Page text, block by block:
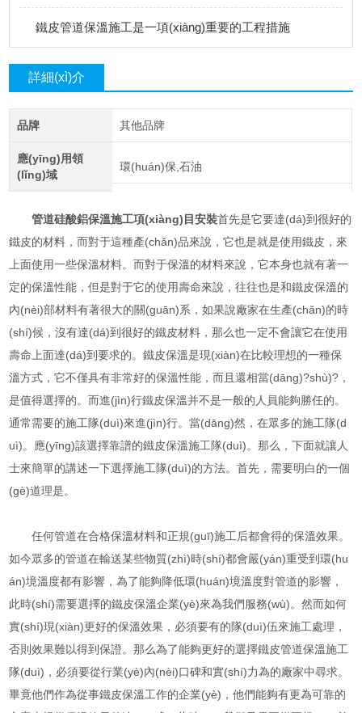
鐵皮管道保溫施工是一項(xiàng)重要的工程措施
詳細(xì)介
品牌 其他品牌
應(yīng)用領
(lǐng)域
環(huán)保,石油
管道硅酸鋁保溫施工項(xiàng)目安裝首先是它要達(dá)到很好的
鐵皮的材料，而對于這種產(chǎn)品來說，它也是就是使用鐵皮，來
上面使用一些保溫材料。而對于保溫的材料來說，它本身也就有著一
定的保溫性能，但是對于它的使用壽命來說，往往也是和鐵皮保溫的
內(nèi)部材料有著很大的關(guān)系，如果說廠家在生產(chǎn)的時
(shí)候，沒有達(dá)到很好的鐵皮材料，那么也一定不會讓它在使用
壽命上面達(dá)到要求的。鐵皮保溫是現(xiàn)在比較理想的一種保
溫方式，它不僅具有非常好的保溫性能，而且還相當(dāng)?shù)?，
是值得選擇的。而進(jìn)行鐵皮保溫并不是一般的人員能夠勝任的。
通常需要的施工隊(duì)來進(jìn)行。當(dāng)然，在眾多的施工隊(d
uì)。應(yīng)該選擇靠譜的鐵皮保溫施工隊(duì)。那么，下面就讓人
士來簡單的講述一下選擇施工隊(duì)的方法。首先，需要明白的一個
(gè)道理是。
任何管道在合格保溫材料和正規(guī)施工后都會得的保溫效果。
如今眾多的管道在輸送某些物質(zhì)時(shí)都會嚴(yán)重受到環(hu
án)境溫度都有影響，為了能夠降低環(huán)境溫度對管道的影響，
此時(shí)需要選擇的鐵皮保溫企業(yè)來為我們服務(wù)。然而如何
實(shí)現(xiàn)更好的保溫效果，必須要有的隊(duì)伍來施工處理，
否則效果難以得到保證。那么為了能夠更好的選擇鐵皮管道保溫施工
隊(duì)，必須要從行業(yè)內(nèi)口碑和實(shí)力為的廠家中尋求。
畢竟他們作為從事鐵皮保溫工作的企業(yè)，他們能夠有更為可靠的